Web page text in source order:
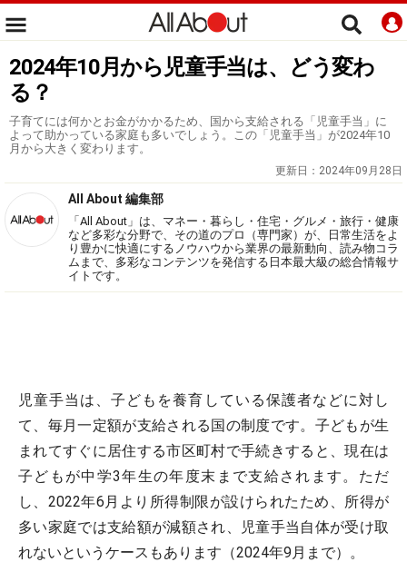
2024年10月から児童手当は、どう変わ
る？
子育てには何かとお金がかかるため、国から支給される「児童手当」に
よって助かっている家庭も多いでしょう。この「児童手当」が2024年10
月から大きく変わります。
更新日： 2024年09月28日
All About 編集部
「All About」は、マネー・暮らし・住宅・グルメ・旅行・健康
など多彩な分野で、その道のプロ（専門家）が、日常生活をよ
り豊かに快適にするノウハウから業界の最新動向、読み物コラ
ムまで、多彩なコンテンツを発信する日本最大級の総合情報サ
イトです。
児童手当は、子どもを養育している保護者などに対し
て、毎月一定額が支給される国の制度です。子どもが生
まれてすぐに居住する市区町村で手続きすると、現在は
子どもが中学3年生の年度末まで支給されます。ただ
し、2022年6月より所得制限が設けられたため、所得が
多い家庭では支給額が減額され、児童手当自体が受け取
れないというケースもあります（2024年9月まで）。